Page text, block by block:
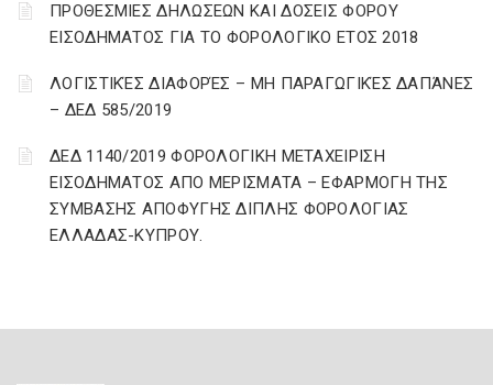
ΠΡΟΘΕΣΜΙΕΣ ΔΗΛΩΣΕΩΝ ΚΑΙ ΔΟΣΕΙΣ ΦΟΡΟΥ
ΕΙΣΟΔΗΜΑΤΟΣ ΓΙΑ ΤΟ ΦΟΡΟΛΟΓΙΚΟ ΕΤΟΣ 2018
ΛΟΓΙΣΤΙΚΈΣ ΔΙΑΦΟΡΈΣ – ΜΗ ΠΑΡΑΓΩΓΙΚΈΣ ΔΑΠΆΝΕΣ
– ΔΕΔ 585/2019
ΔΕΔ 1140/2019 ΦΟΡΟΛΟΓΙΚΗ ΜΕΤΑΧΕΙΡΙΣΗ
ΕΙΣΟΔΗΜΑΤΟΣ ΑΠΟ ΜΕΡΙΣΜΑΤΑ – ΕΦΑΡΜΟΓΗ ΤΗΣ
ΣΥΜΒΑΣΗΣ ΑΠΟΦΥΓΗΣ ΔΙΠΛΗΣ ΦΟΡΟΛΟΓΙΑΣ
ΕΛΛΑΔΑΣ-ΚΥΠΡΟΥ.